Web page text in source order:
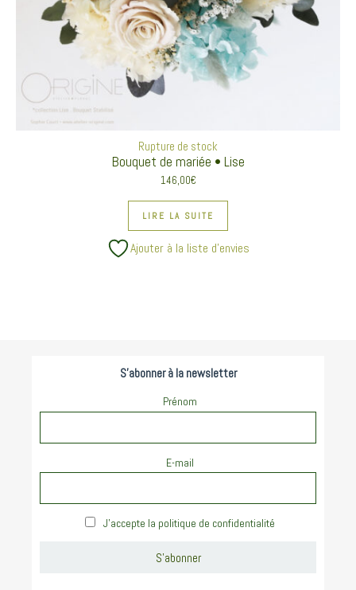
Rupture de stock
Bouquet de mariée • Lise
146,00€
LIRE LA SUITE
Ajouter à la liste d’envies
S'abonner à la newsletter
Prénom
E-mail
J'accepte la politique de confidentialité